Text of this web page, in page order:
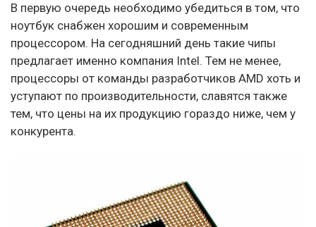
В первую очередь необходимо убедиться в том, что
ноутбук снабжен хорошим и современным
процессором. На сегодняшний день такие чипы
предлагает именно компания Intel. Тем не менее,
процессоры от команды разработчиков AMD хоть и
уступают по производительности, славятся также
тем, что цены на их продукцию гораздо ниже, чем у
конкурента.